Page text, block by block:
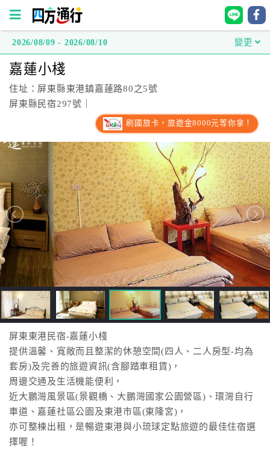
方
通
行
灣
訂
房
直
接
跟
飯
店
訂
房
HOT
特
色
民
宿
2026/08/09 - 2026/08/10 變更
嘉蓮小棧
住址：屏東縣東港鎮嘉蓮路80之5號
屏東縣民宿297號｜
刷國旅卡，旅遊金8000元等你拿！
屏東東港民宿-嘉蓮小棧
提供溫馨、寬敞而且整潔的休憩空間(四人、二人房型-均為
套房)及完善的旅遊資訊(含腳踏車租賃)，
周邊交通及生活機能便利，
近大鵬灣風景區(景觀橋、大鵬灣國家公園營區)、環灣自行
車道、嘉蓮社區公園及東港市區(東隆宮)，
亦可整棟出租，是暢遊東港與小琉球定點旅遊的最佳住宿選
擇喔！